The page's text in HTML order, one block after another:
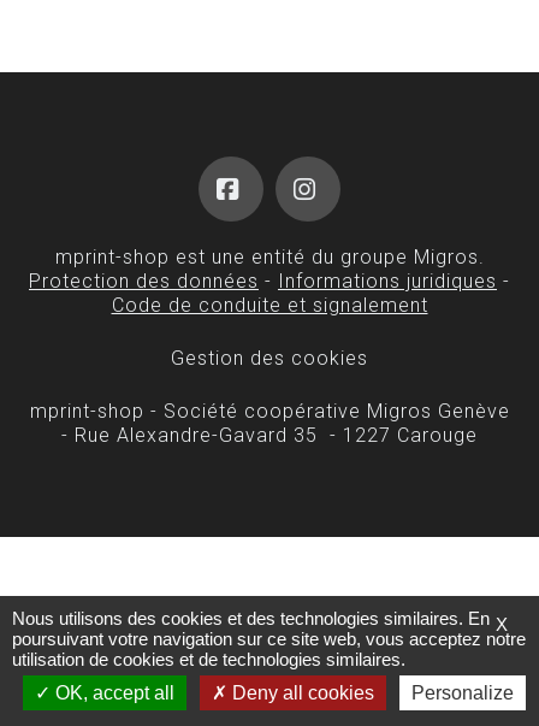
FacebookInstagram
mprint-shop est une entité du groupe Migros.
Protection des données - Informations juridiques -
Code de conduite et signalement
Gestion des cookies
mprint-shop - Société coopérative Migros Genève
- Rue Alexandre-Gavard 35 - 1227 Carouge
X
Nous utilisons des cookies et des technologies similaires. En
poursuivant votre navigation sur ce site web, vous acceptez notre
utilisation de cookies et de technologies similaires.
OK, accept all
Deny all cookies Personalize